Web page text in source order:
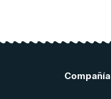
Compañía